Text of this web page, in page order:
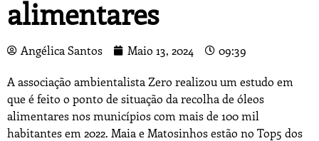
alimentares
Angélica Santos Maio 13, 2024 09:39
A associação ambientalista Zero realizou um estudo em
que é feito o ponto de situação da recolha de óleos
alimentares nos municípios com mais de 100 mil
habitantes em 2022. Maia e Matosinhos estão no Top5 dos